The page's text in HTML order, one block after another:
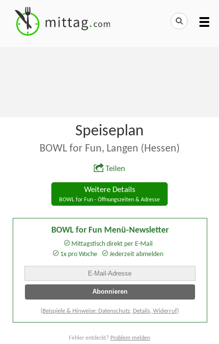
Speiseplan
BOWL for Fun, Langen (Hessen)
Teilen
Weitere Details
BOWL for Fun - Öffnungszeiten & Adresse
BOWL for Fun Menü-Newsletter
Mittagstisch direkt per E-Mail
1x pro Woche
Jederzeit abmelden
(Beispiele & Hinweise: Datenschutz, Details, Widerruf)
Fehler entdeckt? Problem melden